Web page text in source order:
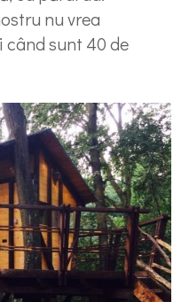
nu vrea
când sunt 40 de